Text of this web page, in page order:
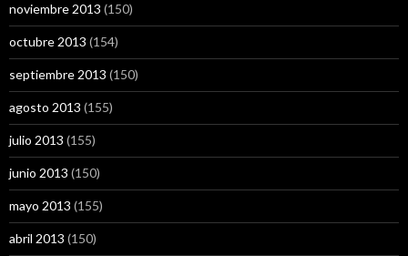
noviembre 2013 (150)
octubre 2013 (154)
septiembre 2013 (150)
agosto 2013 (155)
julio 2013 (155)
junio 2013 (150)
mayo 2013 (155)
abril 2013 (150)